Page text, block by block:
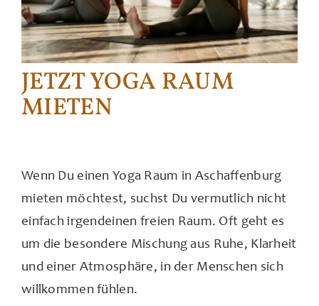
JETZT YOGA RAUM
MIETEN
Wenn Du einen Yoga Raum in Aschaffenburg
mieten möchtest, suchst Du vermutlich nicht
einfach irgendeinen freien Raum. Oft geht es
um die besondere Mischung aus Ruhe, Klarheit
und einer Atmosphäre, in der Menschen sich
willkommen fühlen.